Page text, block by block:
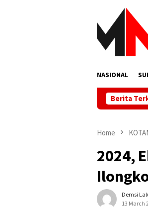
NASIONAL
Berita
Home
2024,
Demsi
13 March